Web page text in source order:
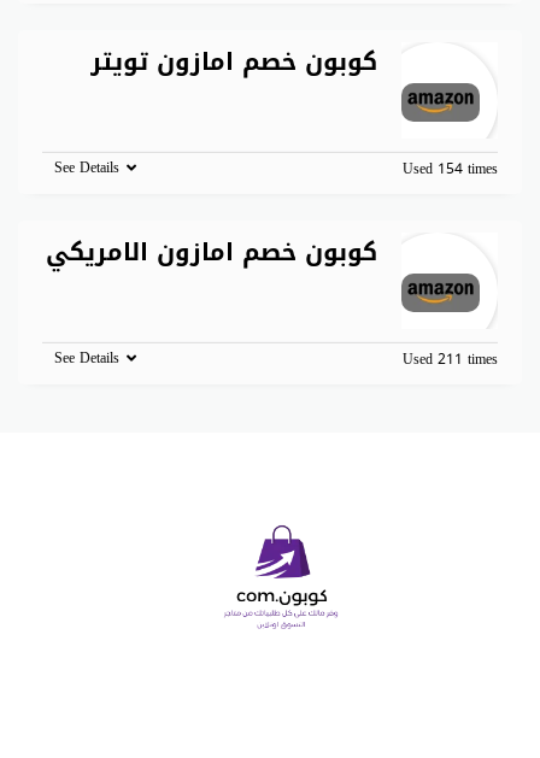
كوبون خصم امازون تويتر
Used 154 times
See Details
كوبون خصم امازون الامريكي
Used 211 times
See Details